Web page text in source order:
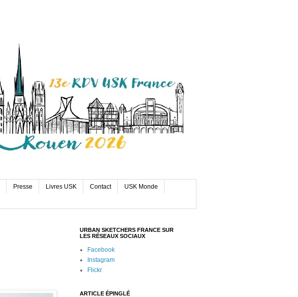
Presse Livres USK Contact USK Monde
URBAN SKETCHERS FRANCE SUR
LES RÉSEAUX SOCIAUX
Facebook
Instagram
Flickr
ARTICLE ÉPINGLÉ